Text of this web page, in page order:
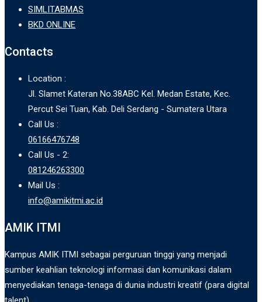
SIMLITABMAS
BKD ONLINE
Contacts
Location :
Jl. Slamet Kateran No.38ABC Kel. Medan Estate, Kec.
Percut Sei Tuan, Kab. Deli Serdang - Sumatera Utara
Call Us :
06166476748
Call Us - 2:
081246263300
Mail Us :
info@amikitmi.ac.id
AMIK ITMI
Kampus AMIK ITMI sebagai perguruan tinggi yang menjadi
sumber keahlian teknologi informasi dan komunikasi dalam
menyediakan tenaga-tenaga di dunia industri kreatif (para digital